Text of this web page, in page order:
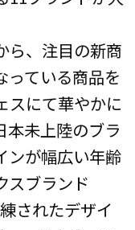
ら、注目の新商
っている商品を
スにて華やかに
本未上陸のブラ
ンが幅広い年齢
スブランド
されたデザイ